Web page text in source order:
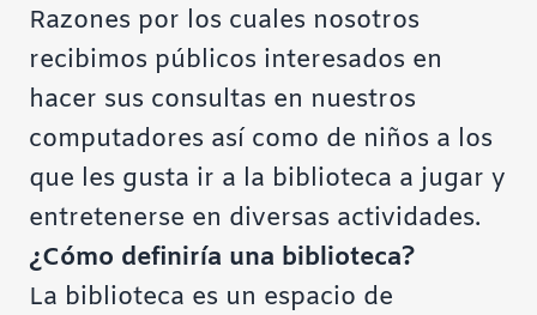
Razones por los cuales nosotros
recibimos públicos interesados en
hacer sus consultas en nuestros
computadores así como de niños a los
que les gusta ir a la biblioteca a jugar y
entretenerse en diversas actividades.
¿Cómo definiría una biblioteca?
La biblioteca es un espacio de